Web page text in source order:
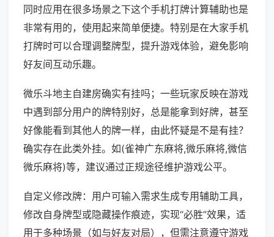
同时应用在很多场景之下这个手机打牌计算辅助也是
非常有用的，使用起来简单便捷。特别是在大家手机
打牌时可以合理调整牌型，提升游戏体验，避免影响
好友间互动乐趣。
微乐斗地主自建房确实有挂吗；一些玩家反映在游戏
中遇到部分用户的牌特别好，总是能拿到好牌，甚至
好像能看到其他人的牌一样，由此怀疑是不是有挂？
确实存在此类外挂。如(雀神广东麻将,微乐麻将,微信
微乐麻将)等，建议通过正规途径维护游戏公平。
自定义修改牌：用户可输入需求生成专用辅助工具，
修改自身牌型或隐藏操作痕迹，实现“必胜”效果，适
用于多种场景（如与好友对局），但需注意遵守游戏